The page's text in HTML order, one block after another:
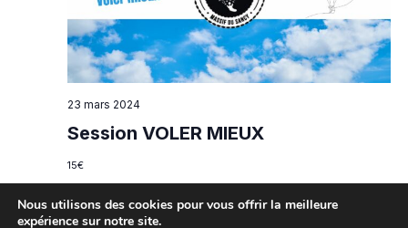
23 mars 2024
Session VOLER MIEUX
15€
Nous utilisons des cookies pour vous offrir la meilleure
expérience sur notre site.